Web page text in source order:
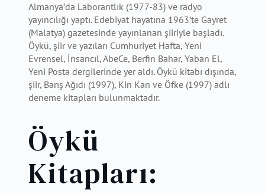
Almanya’da Laborantlık (1977-83) ve radyo
yayıncılığı yaptı. Edebiyat hayatına 1963’te Gayret
(Malatya) gazetesinde yayınlanan şiiriyle başladı.
Öykü, şiir ve yazıları Cumhuriyet Hafta, Yeni
Evrensel, İnsancıl, AbeCe, Berfin Bahar, Yaban El,
Yeni Posta dergilerinde yer aldı. Öykü kitabı dışında,
şiir, Barış Ağıdı (1997), Kin Kan ve Öfke (1997) adlı
deneme kitapları bulunmaktadır.
Öykü
Kitapları: